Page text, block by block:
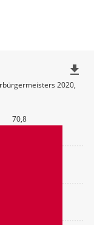
70,8
2020,
file_download